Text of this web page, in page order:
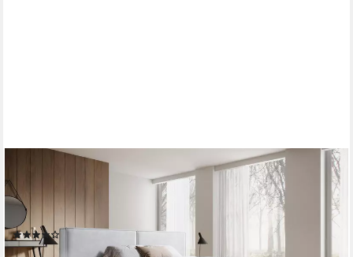
Polsterbett mit Bettkasten und Lattenrost, gepolstertes Kopfteil
HEVE (Kostenlose Lieferung! TOP ANGEBOT), DesignerBett,
Viele Varianten zur Auswahl–wählen Sie Größe und Farbe!
ab 669,00 €